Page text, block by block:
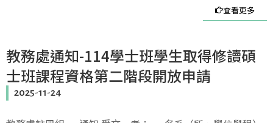
查看更多
教務處通知-114學士班學生取得修讀碩
士班課程資格第二階段開放申請
2025-11-24